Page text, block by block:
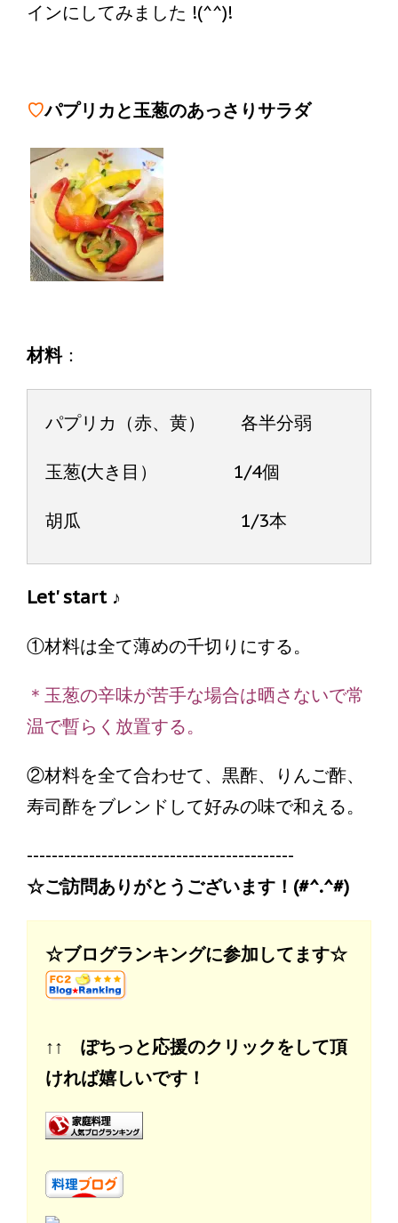
インにしてみました !(^^)!
♡パプリカと玉葱のあっさりサラダ
材料：
パプリカ（赤、黄） 各半分弱
玉葱(大き目） 1/4個
胡瓜 1/3本
Let' start ♪
①材料は全て薄めの千切りにする。
＊玉葱の辛味が苦手な場合は晒さないで常
温で暫らく放置する。
②材料を全て合わせて、黒酢、りんご酢、
寿司酢をブレンドして好みの味で和える。
-------------------------------------------
☆ご訪問ありがとうございます！(#^.^#)
☆ブログランキングに参加してます☆
↑↑ ぽちっと応援のクリックをして頂
ければ嬉しいです！